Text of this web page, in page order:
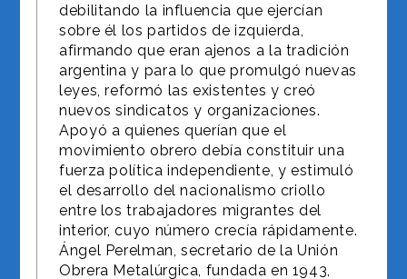
debilitando la influencia que ejercían
sobre él los partidos de izquierda,
afirmando que eran ajenos a la tradición
argentina y para lo que promulgó nuevas
leyes, reformó las existentes y creó
nuevos sindicatos y organizaciones.
Apoyó a quienes querían que el
movimiento obrero debía constituir una
fuerza política independiente, y estimuló
el desarrollo del nacionalismo criollo
entre los trabajadores migrantes del
interior, cuyo número crecía rápidamente.
Ángel Perelman, secretario de la Unión
Obrera Metalúrgica, fundada en 1943,